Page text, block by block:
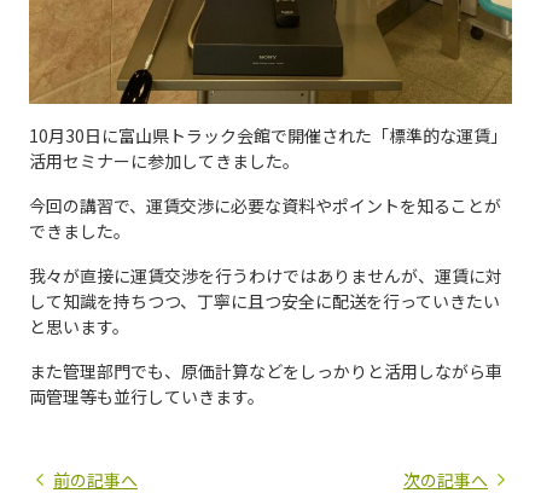
10月30日に富山県トラック会館で開催された「標準的な運賃」
活用セミナーに参加してきました。
今回の講習で、運賃交渉に必要な資料やポイントを知ることが
できました。
我々が直接に運賃交渉を行うわけではありませんが、運賃に対
して知識を持ちつつ、丁寧に且つ安全に配送を行っていきたい
と思います。
また管理部門でも、原価計算などをしっかりと活用しながら車
両管理等も並行していきます。
前の記事へ 次の記事へ